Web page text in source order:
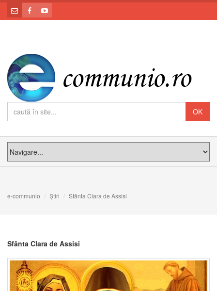
e-communio Știri Sfânta Clara de Assisi
Sfânta Clara de Assisi